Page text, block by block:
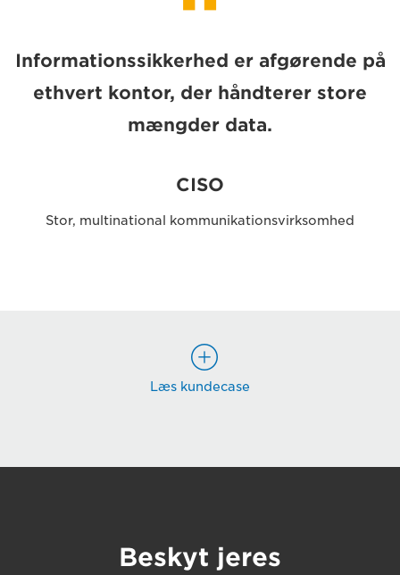
Informationssikkerhed er afgørende på
ethvert kontor, der håndterer store
mængder data.
CISO
Stor, multinational kommunikationsvirksomhed
Læs kundecase
Beskyt jeres